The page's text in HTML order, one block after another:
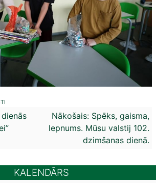
dienās
Nākošais: Spēks, gaisma,
lepnums. Mūsu valstij 102.
dzimšanas dienā.
KALENDĀRS